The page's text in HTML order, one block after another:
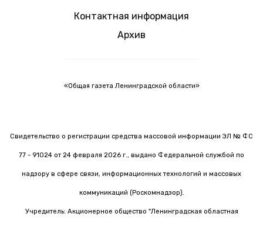
Контактная информация
Архив
«Общая газета Ленинградской области»
Свидетельство о регистрации средства массовой информации ЭЛ № ФС
77 - 91024 от 24 февраля 2026 г., выдано Федеральной службой по
надзору в сфере связи, информационных технологий и массовых
коммуникаций (Роскомнадзор).
Учредитель: Акционерное общество "Ленинградская областная